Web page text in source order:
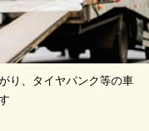
り、タイヤパンク等の車